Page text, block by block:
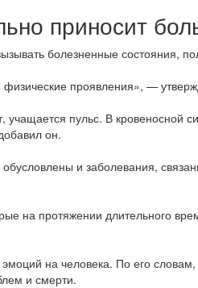
приносит
болезненные состояния,
проявления», —
пульс. В кровеносной
он.
и заболевания,
на протяжении длительного
на человека. По его словам,
и смерти.